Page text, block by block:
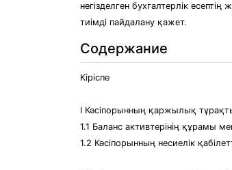
негізделген бухгалтерлік
тиімді пайдалану қажет.
Содержание
Кіріспе
І Кәсіпорынның қаржылық
1.1 Баланс активтерінің құрамы
1.2 Кәсіпорынның несиелік